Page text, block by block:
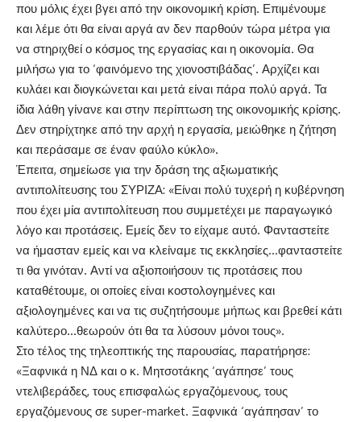
που μόλις έχει βγει από την οικονομική κρίση. Επιμένουμε
και λέμε ότι θα είναι αργά αν δεν παρθούν τώρα μέτρα για
να στηριχθεί ο κόσμος της εργασίας και η οικονομία. Θα
μιλήσω για το ‘φαινόμενο της χιονοστιβάδας’. Αρχίζει και
κυλάει και διογκώνεται και μετά είναι πάρα πολύ αργά. Τα
ίδια λάθη γίνανε και στην περίπτωση της οικονομικής κρίσης.
Δεν στηρίχτηκε από την αρχή η εργασία, μειώθηκε η ζήτηση
και περάσαμε σε έναν φαύλο κύκλο».
Έπειτα, σημείωσε για την δράση της αξιωματικής
αντιπολίτευσης του ΣΥΡΙΖΑ: «Είναι πολύ τυχερή η κυβέρνηση
που έχει μία αντιπολίτευση που συμμετέχει με παραγωγικό
λόγο και προτάσεις. Εμείς δεν το είχαμε αυτό. Φανταστείτε
να ήμασταν εμείς και να κλείναμε τις εκκλησίες…φανταστείτε
τι θα γινόταν. Αντί να αξιοποιήσουν τις προτάσεις που
καταθέτουμε, οι οποίες είναι κοστολογημένες και
αξιολογημένες και να τις συζητήσουμε μήπως και βρεθεί κάτι
καλύτερο…θεωρούν ότι θα τα λύσουν μόνοι τους».
Στο τέλος της τηλεοπτικής της παρουσίας, παρατήρησε:
«Ξαφνικά η ΝΔ και ο κ. Μητσοτάκης ‘αγάπησε’ τους
ντελιβεράδες, τους επισφαλώς εργαζόμενους, τους
εργαζόμενους σε super-market. Ξαφνικά ‘αγάπησαν’ το